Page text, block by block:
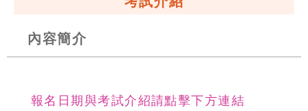
內容簡介
報名日期與考試介紹請點擊下方連結